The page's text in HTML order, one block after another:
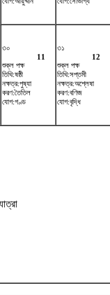
৩০
11
শুক্ল পক্ষ
তিথি:ষষ্ঠী
নক্ষত্র:পুষ্যা
করণ:তৈতিল
যোগ:গণ্ড
৩১
12
শুক্ল পক্ষ
তিথি:সপ্তমী
নক্ষত্র:অশ্লেষা
করণ:বণিজ
যোগ:বৃদ্ধি